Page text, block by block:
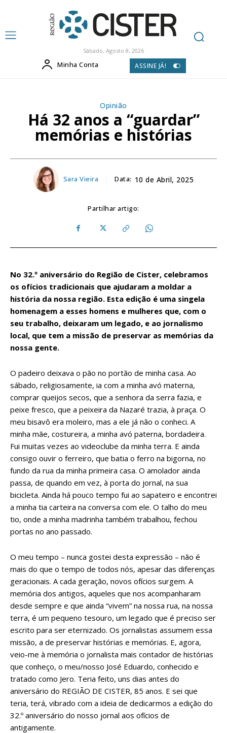
Sábado, Agosto 8, 2026
Minha Conta ASSINE JÁ!
Opinião
Há 32 anos a “guardar”
memórias e histórias
Sara Vieira Data: 10 de Abril, 2025
Partilhar artigo:
No 32.º aniversário do Região de Cister, celebramos
os ofícios tradicionais que ajudaram a moldar a
história da nossa região. Esta edição é uma singela
homenagem a esses homens e mulheres que, com o
seu trabalho, deixaram um legado, e ao jornalismo
local, que tem a missão de preservar as memórias da
nossa gente.
O padeiro deixava o pão no portão de minha casa. Ao
sábado, religiosamente, ia com a minha avó materna,
comprar queijos secos, que a senhora da serra fazia, e
peixe fresco, que a peixeira da Nazaré trazia, à praça. O
meu bisavô era moleiro, mas a ele já não o conheci. A
minha mãe, costureira, a minha avó paterna, bordadeira.
Fui muitas vezes ao videoclube da minha terra. E ainda
consigo ouvir o ferreiro, que batia o ferro na bigorna, no
fundo da rua da minha primeira casa. O amolador ainda
passa, de quando em vez, à porta do jornal, na sua
bicicleta. Ainda há pouco tempo fui ao sapateiro e encontrei
a minha tia carteira na conversa com ele. O talho do meu
tio, onde a minha madrinha também trabalhou, fechou
portas no ano passado.
O meu tempo – nunca gostei desta expressão – não é
mais do que o tempo de todos nós, apesar das diferenças
geracionais. A cada geração, novos ofícios surgem. A
memória dos antigos, aqueles que nos acompanharam
desde sempre e que ainda “vivem” na nossa rua, na nossa
terra, é um pequeno tesouro, um legado que é preciso ser
escrito para ser eternizado. Os jornalistas assumem essa
missão, a de preservar histórias e memórias. E, agora,
veio-me à memória o jornalista mais contador de histórias
que conheço, o meu/nosso José Eduardo, conhecido e
tratado como Jero. Teria feito, uns dias antes do
aniversário do REGIÃO DE CISTER, 85 anos. E sei que
teria, terá, vibrado com a ideia de dedicarmos a edição do
32.º aniversário do nosso jornal aos ofícios de
antigamente.